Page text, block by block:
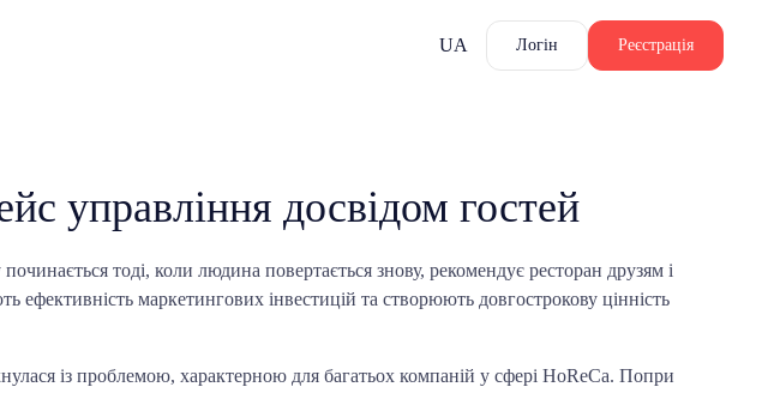
UA Логін Реєстрація
управління досвідом гостей
тоді, коли людина повертається знову, рекомендує ресторан друзям і
маркетингових інвестицій та створюють довгострокову цінність
із проблемою, характерною для багатьох компаній у сфері HoReCa. Попри